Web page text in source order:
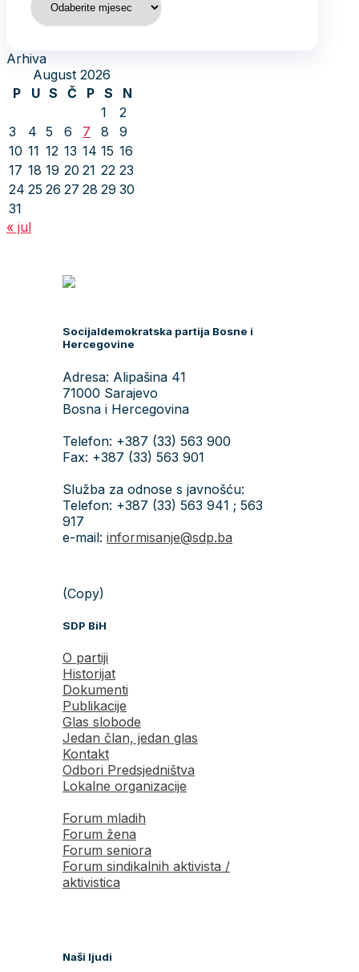
Arhiva
August 2026
P
U S Č P S
N
1
2
3
4 5 6 7 8
9
10 11 12 13 14 15 16
17 18 19 20 21 22 23
24 25 26 27 28 29 30
31
« jul
Socijaldemokratska partija Bosne i
Hercegovine
Adresa: Alipašina 41
71000 Sarajevo
Bosna i Hercegovina
Telefon: +387 (33) 563 900
Fax: +387 (33) 563 901
Služba za odnose s javnošću:
Telefon: +387 (33) 563 941 ; 563
917
e-mail: informisanje@sdp.ba
(Copy)
SDP BiH
O partiji
Historijat
Dokumenti
Publikacije
Glas slobode
Jedan član, jedan glas
Kontakt
Odbori Predsjedništva
Lokalne organizacije
Forum mladih
Forum žena
Forum seniora
Forum sindikalnih aktivista /
aktivistica
Naši ljudi